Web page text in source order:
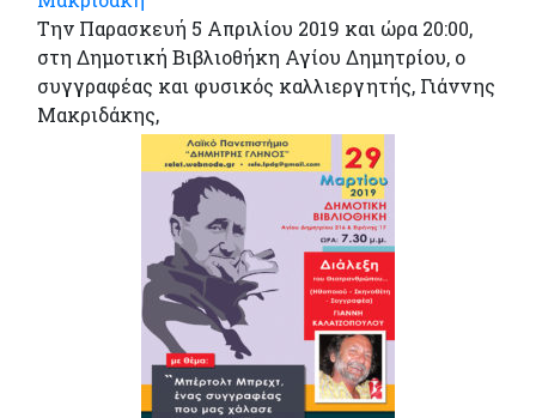
Την Παρασκευή 5 Απριλίου 2019 και ώρα 20:00,
στη Δημοτική Βιβλιοθήκη Αγίου Δημητρίου, ο
συγγραφέας και φυσικός καλλιεργητής, Γιάννης
Μακριδάκης,